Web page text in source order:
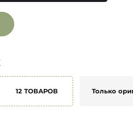
12 ТОВАРОВ Только